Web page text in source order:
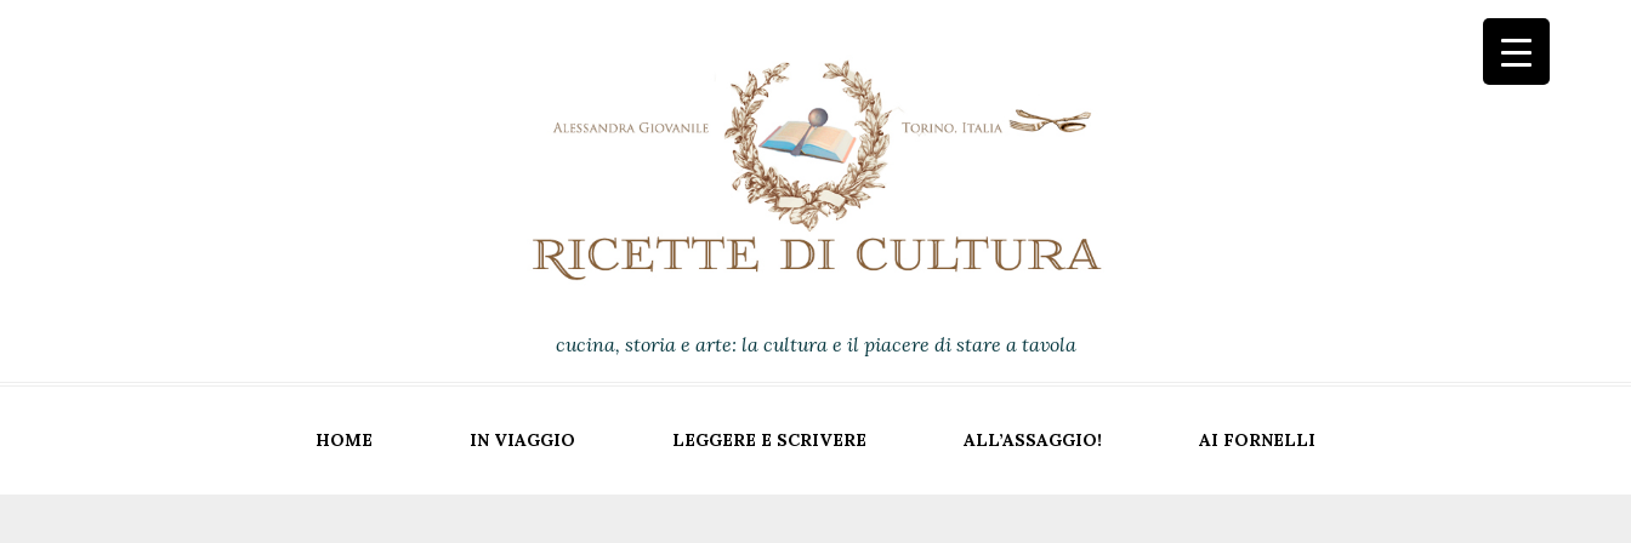
cucina, storia e arte: la cultura e il piacere di stare a tavola
HOME IN VIAGGIO LEGGERE E SCRIVERE ALL’ASSAGGIO! AI FORNELLI